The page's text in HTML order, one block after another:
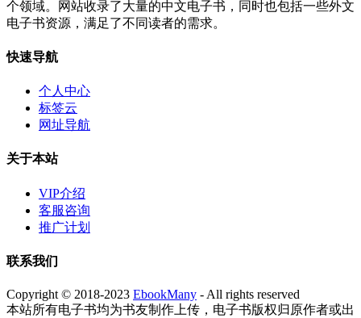
个领域。网站收录了大量的中文电子书，同时也包括一些外文
电子书资源，满足了不同读者的需求。
快速导航
个人中心
标签云
网址导航
关于本站
VIP介绍
客服咨询
推广计划
联系我们
Copyright © 2018-2023 EbookMany - All rights reserved
本站所有电子书均为书友制作上传，电子书版权归原作者或出